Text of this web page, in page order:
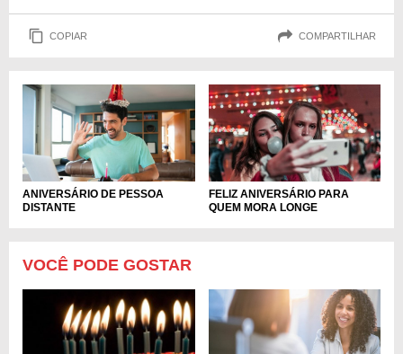
COPIAR COMPARTILHAR
ANIVERSÁRIO DE PESSOA
DISTANTE
FELIZ ANIVERSÁRIO PARA
QUEM MORA LONGE
VOCÊ PODE GOSTAR